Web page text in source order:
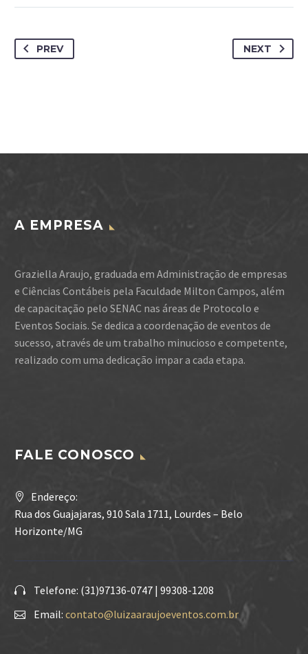
PREV NEXT
A EMPRESA
Graziella Araujo, graduada em Administração de empresas
e Ciências Contábeis pela Faculdade Milton Campos, além
de capacitação pelo SENAC nas áreas de Protocolo e
Eventos Sociais. Se dedica a coordenação de eventos de
sucesso, através de um trabalho minucioso e competente,
realizado com uma dedicação impar a cada etapa.
FALE CONOSCO
Endereço:
Rua dos Guajajaras, 910 Sala 1711, Lourdes – Belo
Horizonte/MG
Telefone: (31)97136-0747 | 99308-1208
Email: contato@luizaaraujoeventos.com.br